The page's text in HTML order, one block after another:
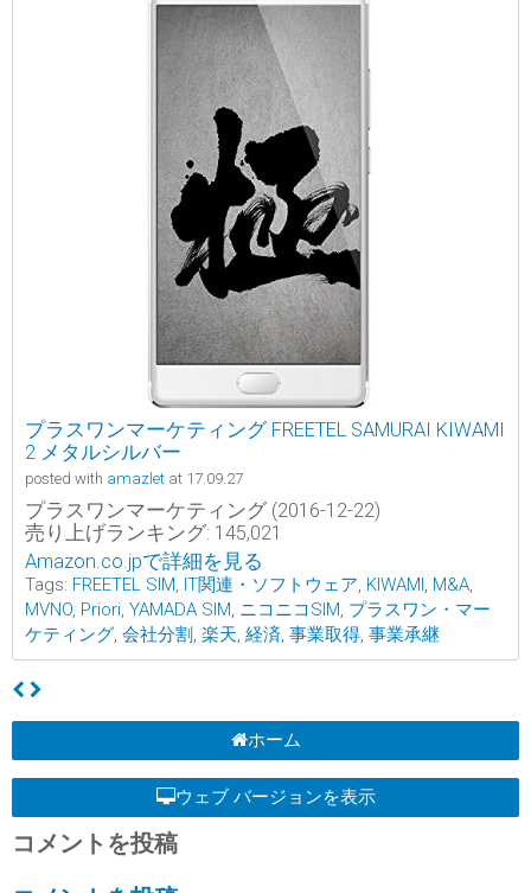
プラスワンマーケティング FREETEL SAMURAI KIWAMI
2 メタルシルバー
posted with amazlet at 17.09.27
プラスワンマーケティング (2016-12-22)
売り上げランキング: 145,021
Amazon.co.jpで詳細を見る
Tags: FREETEL SIM IT関連・ソフトウェア KIWAMI M&A
MVNO Priori YAMADA SIM ニコニコSIM プラスワン・マー
ケティング 会社分割 楽天 経済 事業取得 事業承継
ホーム
ウェブ バージョンを表示
コメントを投稿